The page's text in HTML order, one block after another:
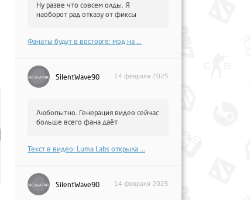
Ну разве что совсем олды. Я
наоборот рад отказу от фиксы
Фанаты будут в восторге: мод на ...
SilentWave90 14 февраля 2025
Любопытно. Генерация видео сейчас
больше всего фана даёт
Текст в видео: Luma Labs открыла ...
SilentWave90 14 февраля 2025